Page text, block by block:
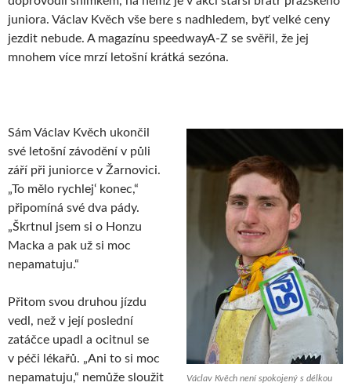
juniora. Václav Kvěch vše bere s nadhledem, byť velké ceny
jezdit nebude. A magazínu speedwayA-Z se svěřil, že jej
mnohem více mrzí letošní krátká sezóna.
Václav Kvěch není spokojený s délkou
Sám Václav Kvěch ukončil
své letošní závodění v půli
září při juniorce v Žarnovici.
„To mělo rychlej‘ konec,“
připomíná své dva pády.
„Škrtnul jsem si o Honzu
Macka a pak už si moc
nepamatuju.“
Přitom svou druhou jízdu
vedl, než v její poslední
zatáčce upadl a ocitnul se
v péči lékařů. „Ani to si moc
nepamatuju,“ nemůže sloužit